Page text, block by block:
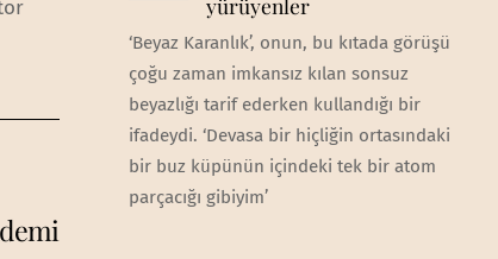
yürüyenler
‘Beyaz Karanlık’, onun, bu kıtada görüşü
çoğu zaman imkansız kılan sonsuz
beyazlığı tarif ederken kullandığı bir
ifadeydi. ‘Devasa bir hiçliğin ortasındaki
bir buz küpünün içindeki tek bir atom
parçacığı gibiyim’